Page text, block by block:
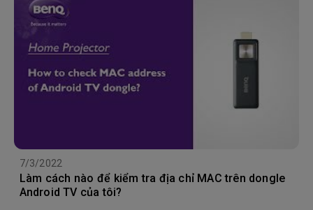
7/3/2022
Làm cách nào để kiểm tra địa chỉ MAC trên dongle
Android TV của tôi?